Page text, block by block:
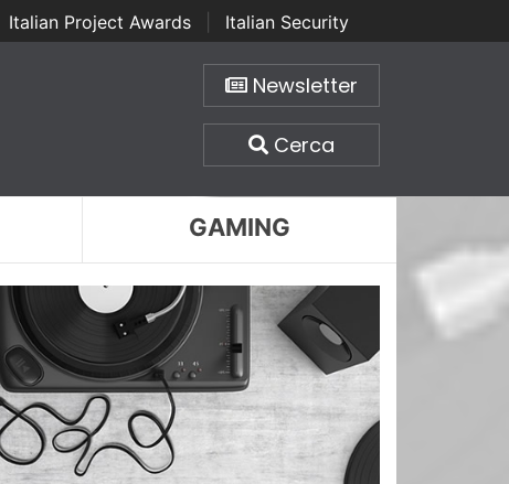
Italian Project Awards
Italian Security
Newsletter
Cerca
GAMING